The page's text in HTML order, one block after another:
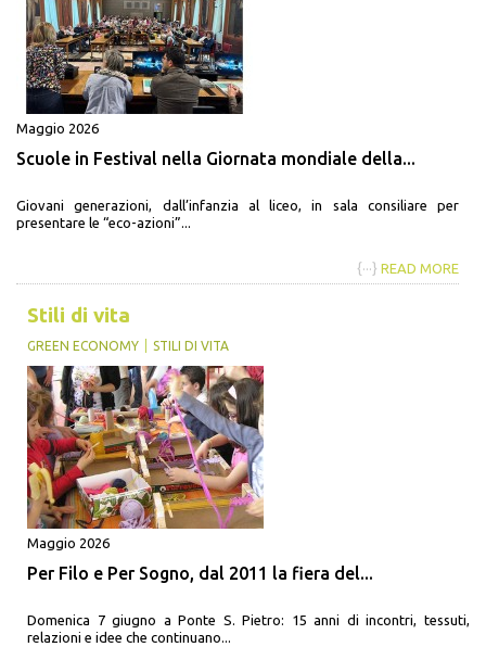
Maggio 2026
Scuole in Festival nella Giornata mondiale della...
Giovani generazioni, dall’infanzia al liceo, in sala consiliare per
presentare le “eco-azioni”...
{···} READ MORE
Stili di vita
GREEN ECONOMY STILI DI VITA
Maggio 2026
Per Filo e Per Sogno, dal 2011 la fiera del...
Domenica 7 giugno a Ponte S. Pietro: 15 anni di incontri, tessuti,
relazioni e idee che continuano...